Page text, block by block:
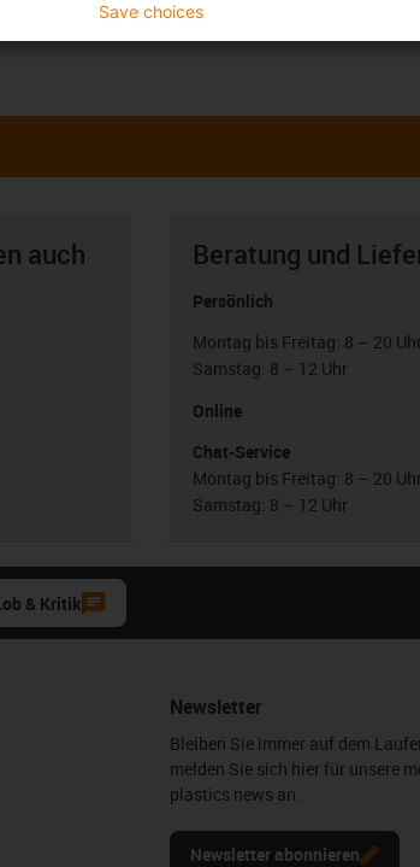
auch
Beratung und
Persönlich
Montag bis Freitag: 8 – 20 Uhr
Samstag: 8 – 12 Uhr
Online
Chat-Service
Montag bis Freitag: 8 – 20 Uhr
Samstag: 8 – 12 Uhr
& Kritik
Newsletter
Bleiben Sie immer auf dem
melden Sie sich hier für unsere
plastics news an.
Newsletter abonnieren
Save choices